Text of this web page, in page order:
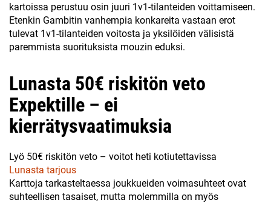
kartoissa perustuu osin juuri 1v1-tilanteiden voittamiseen.
Etenkin Gambitin vanhempia konkareita vastaan erot
tulevat 1v1-tilanteiden voitosta ja yksilöiden välisistä
paremmista suorituksista mouzin eduksi.
Lunasta 50€ riskitön veto
Expektille – ei
kierrätysvaatimuksia
Lyö 50€ riskitön veto – voitot heti kotiutettavissa
Lunasta tarjous
Karttoja tarkasteltaessa joukkueiden voimasuhteet ovat
suhteellisen tasaiset, mutta molemmilla on myös